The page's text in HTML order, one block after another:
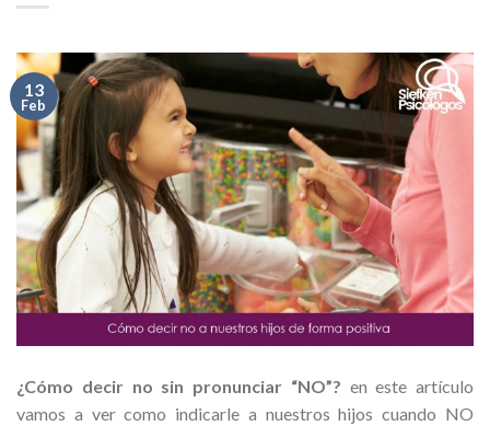
13
Feb
¿Cómo decir no sin pronunciar “NO”? en este artículo
vamos a ver como indicarle a nuestros hijos cuando NO